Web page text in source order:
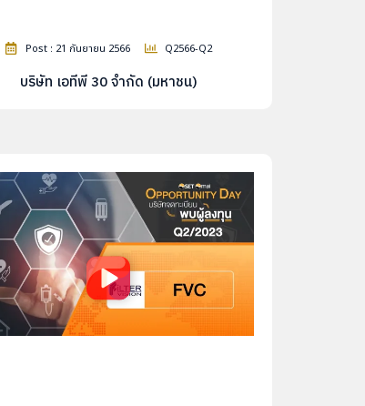
Post : 21 กันยายน 2566 Q2566-Q2
บริษัท เอทีพี 30 จำกัด (มหาชน)